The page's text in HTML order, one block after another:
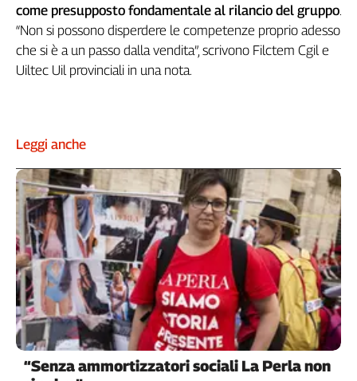
G8
di
il
sangue
anni
Collettiva
Academy
Collettiva
Play
Rubriche
Collettiva
Talk
La
settimana
Collettiva
come presupposto fondamentale al rilancio del gruppo.
“Non si possono disperdere le competenze proprio adesso
che si è a un passo dalla vendita”, scrivono Filctem Cgil e
Uiltec Uil provinciali in una nota.
Leggi anche
“Senza ammortizzatori sociali La Perla non